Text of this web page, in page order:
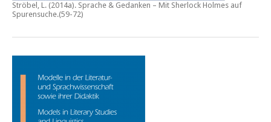
Ströbel, L. (2014a). Sprache & Gedanken – Mit Sherlock Holmes auf
Spurensuche.(59-72)